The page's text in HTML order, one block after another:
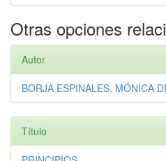
Otras opciones
Autor
BORJA ESPINALES, MÓNICA
Título